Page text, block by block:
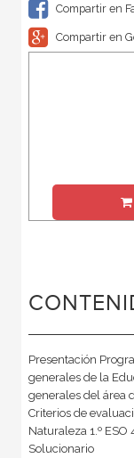
Compartir en
Compartir en
Presentación
generales de la
generales del área
Criterios de
Naturaleza 1.º
Solucionario